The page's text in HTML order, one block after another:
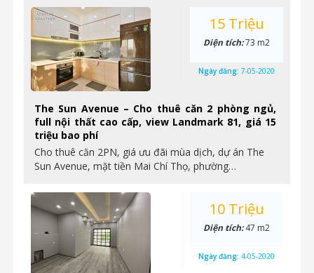
The Sun Avenue – Cho thuê căn 2 phòng ngủ,
full nội thất cao cấp, view Landmark 81, giá 15
triệu bao phí
Cho thuê căn 2PN, giá ưu đãi mùa dịch, dự án The
Sun Avenue, mặt tiền Mai Chí Thọ, phường…
15 Triệu
Diện tích:73 m2
Ngày đăng: 7-05-2020
10 Triệu
Diện tích:47 m2
Ngày đăng: 4-05-2020